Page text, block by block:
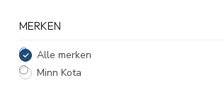
MERKEN
Alle merken
Minn Kota